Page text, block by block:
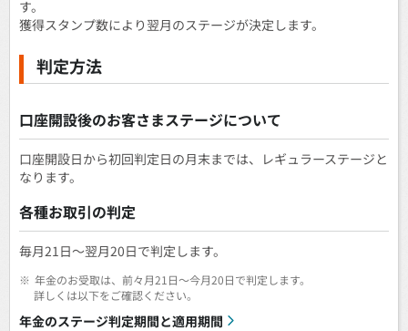
す。
獲得スタンプ数により翌月のステージが決定します。
判定方法
口座開設後のお客さまステージについて
口座開設日から初回判定日の月末までは、レギュラーステージと
なります。
各種お取引の判定
毎月21日～翌月20日で判定します。
※ 年金のお受取は、前々月21日～今月20日で判定します。
詳しくは以下をご確認ください。
年金のステージ判定期間と適用期間